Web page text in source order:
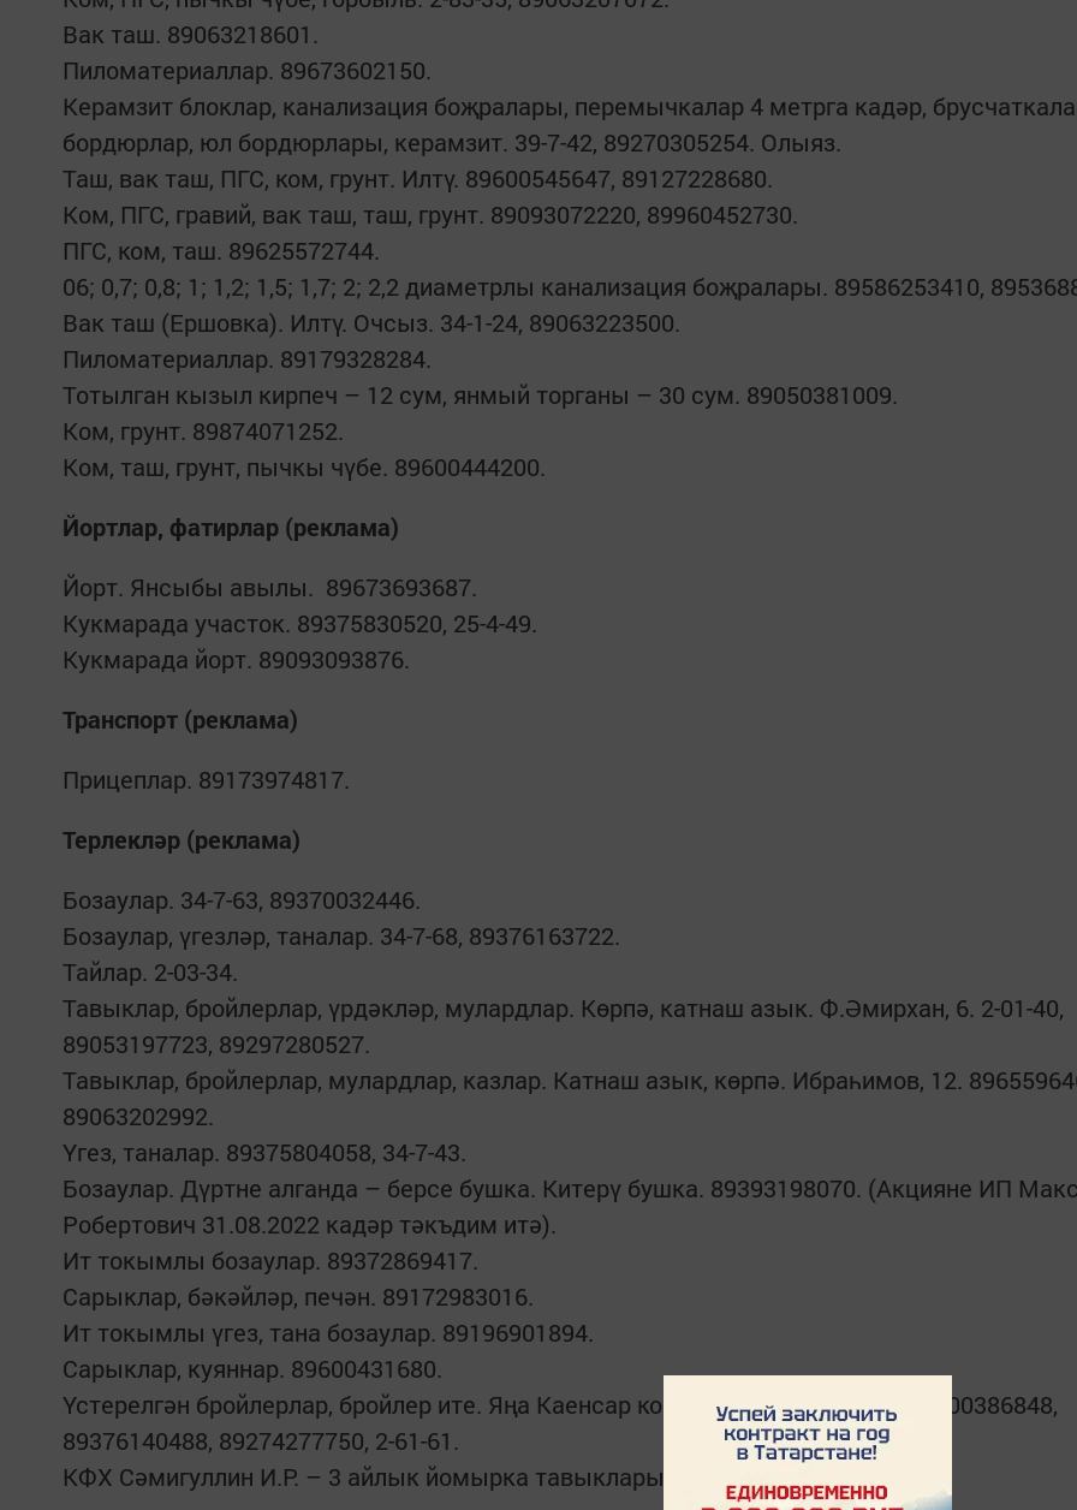
Вак таш. 89063218601.
Пиломатериаллар. 89673602150.
Керамзит блоклар, канализация боҗралары, перемычкалар 4 метрга кадәр,
бордюрлар, юл бордюрлары, керамзит. 39-7-42, 89270305254. Олыяз.
Таш, вак таш, ПГС, ком, грунт. Илтү. 89600545647, 89127228680.
Ком, ПГС, гравий, вак таш, таш, грунт. 89093072220, 89960452730.
ПГС, ком, таш. 89625572744.
06; 0,7; 0,8; 1; 1,2; 1,5; 1,7; 2; 2,2 диаметрлы канализация боҗралары. 89586253410,
Вак таш (Ершовка). Илтү. Очсыз. 34-1-24, 89063223500.
Пиломатериаллар. 89179328284.
Тотылган кызыл кирпеч – 12 сум, янмый торганы – 30 сум. 89050381009.
Ком, грунт. 89874071252.
Ком, таш, грунт, пычкы чүбе. 89600444200.
Йортлар, фатирлар (реклама)
Йорт. Янсыбы авылы. 89673693687.
Кукмарада участок. 89375830520, 25-4-49.
Кукмарада йорт. 89093093876.
Транспорт (реклама)
Прицеплар. 89173974817.
Терлекләр (реклама)
Бозаулар. 34-7-63, 89370032446.
Бозаулар, үгезләр, таналар. 34-7-68, 89376163722.
Тайлар. 2-03-34.
Тавыклар, бройлерлар, үрдәкләр, мулардлар. Көрпә, катнаш азык. Ф.Әмирхан, 6. 2-01-40,
89053197723, 89297280527.
Тавыклар, бройлерлар, мулардлар, казлар. Катнаш азык, көрпә. Ибраһимов, 12.
89063202992.
Үгез, таналар. 89375804058, 34-7-43.
Бозаулар. Дүртне алганда – берсе бушка. Китерү бушка. 89393198070. (Акцияне ИП
Робертович 31.08.2022 кадәр тәкъдим итә).
Ит токымлы бозаулар. 89372869417.
Сарыклар, бәкәйләр, печән. 89172983016.
Ит токымлы үгез, тана бозаулар. 89196901894.
Сарыклар, куяннар. 89600431680.
Үстерелгән бройлерлар, бройлер ите. Яңа Каенсар кошчылык фабрикасы. 89600386848,
89376140488, 89274277750, 2-61-61.
КФХ Сәмигуллин И.Р. – 3 айлык йомырка тавыклары. 89869115505, 2-60-28.